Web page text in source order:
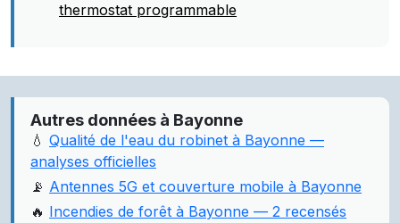
thermostat programmable
Autres données à Bayonne
💧 Qualité de l'eau du robinet à Bayonne —
analyses officielles
📡 Antennes 5G et couverture mobile à Bayonne
🔥 Incendies de forêt à Bayonne — 2 recensés